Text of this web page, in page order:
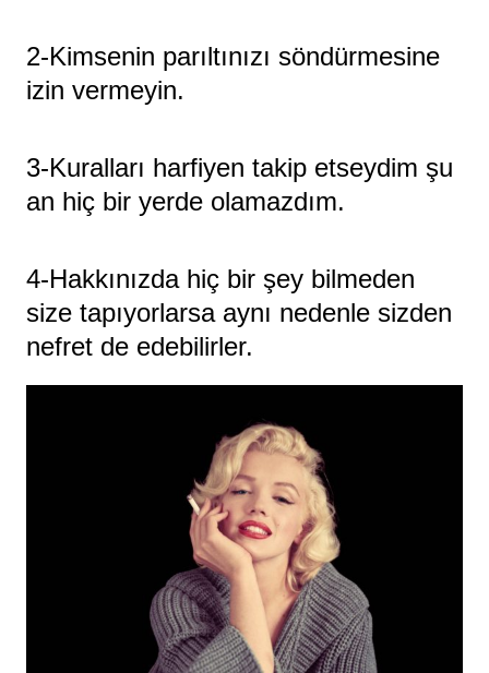
2-Kimsenin parıltınızı söndürmesine
izin vermeyin.
3-Kuralları harfiyen takip etseydim şu
an hiç bir yerde olamazdım.
4-Hakkınızda hiç bir şey bilmeden
size tapıyorlarsa aynı nedenle sizden
nefret de edebilirler.